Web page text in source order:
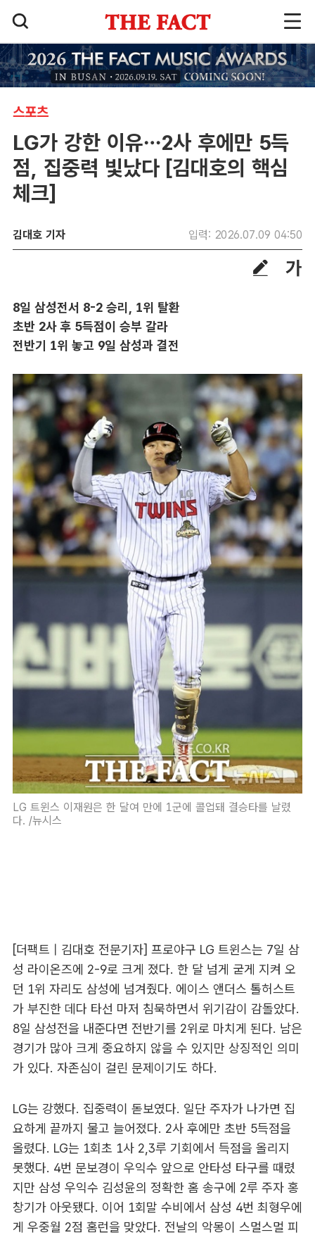
스포츠
LG가 강한 이유…2사 후에만 5득
점, 집중력 빛났다 [김대호의 핵심
체크]
김대호 기자 입력: 2026.07.09 04:50
8일 삼성전서 8-2 승리, 1위 탈환
초반 2사 후 5득점이 승부 갈라
전반기 1위 놓고 9일 삼성과 결전
LG 트윈스 이재원은 한 달여 만에 1군에 콜업돼 결승타를 날렸
다. /뉴시스
[더팩트 | 김대호 전문기자] 프로야구 LG 트윈스는 7일 삼
성 라이온즈에 2-9로 크게 졌다. 한 달 넘게 굳게 지켜 오
던 1위 자리도 삼성에 넘겨줬다. 에이스 앤더스 톨허스트
가 부진한 데다 타선 마저 침묵하면서 위기감이 감돌았다.
8일 삼성전을 내준다면 전반기를 2위로 마치게 된다. 남은
경기가 많아 크게 중요하지 않을 수 있지만 상징적인 의미
가 있다. 자존심이 걸린 문제이기도 하다.
LG는 강했다. 집중력이 돋보였다. 일단 주자가 나가면 집
요하게 끝까지 물고 늘어졌다. 2사 후에만 초반 5득점을
올렸다. LG는 1회초 1사 2,3루 기회에서 득점을 올리지
못했다. 4번 문보경이 우익수 앞으로 안타성 타구를 때렸
지만 삼성 우익수 김성윤의 정확한 홈 송구에 2루 주자 홍
창기가 아웃됐다. 이어 1회말 수비에서 삼성 4번 최형우에
게 우중월 2점 홈런을 맞았다. 전날의 악몽이 스멀스멀 피